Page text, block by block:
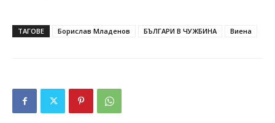
ТАГОВЕ Борислав Младенов БЪЛГАРИ В ЧУЖБИНА Виена